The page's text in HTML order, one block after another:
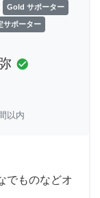
Gold サポーター
サポーター
check_circle
以内
でものなどオ